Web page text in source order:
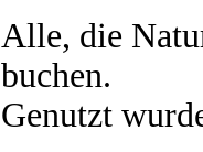
Alle, die
buchen.
Genutzt